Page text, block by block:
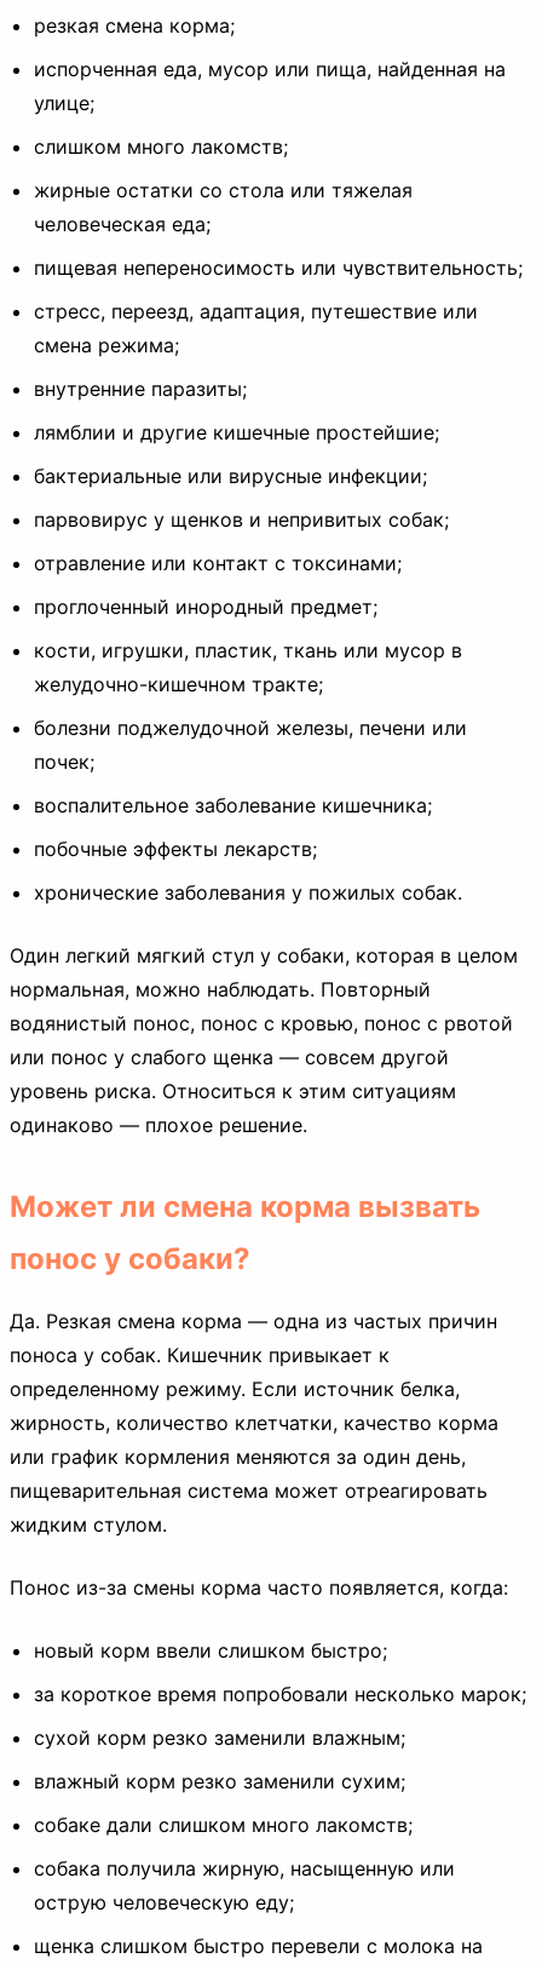
резкая смена корма;
испорченная еда, мусор или пища, найденная на
улице;
слишком много лакомств;
жирные остатки со стола или тяжелая
человеческая еда;
пищевая непереносимость или чувствительность;
стресс, переезд, адаптация, путешествие или
смена режима;
внутренние паразиты;
лямблии и другие кишечные простейшие;
бактериальные или вирусные инфекции;
парвовирус у щенков и непривитых собак;
отравление или контакт с токсинами;
проглоченный инородный предмет;
кости, игрушки, пластик, ткань или мусор в
желудочно-кишечном тракте;
болезни поджелудочной железы, печени или
почек;
воспалительное заболевание кишечника;
побочные эффекты лекарств;
хронические заболевания у пожилых собак.
Один легкий мягкий стул у собаки, которая в целом
нормальная, можно наблюдать. Повторный
водянистый понос, понос с кровью, понос с рвотой
или понос у слабого щенка — совсем другой
уровень риска. Относиться к этим ситуациям
одинаково — плохое решение.
Может ли смена корма вызвать
понос у собаки?
Да. Резкая смена корма — одна из частых причин
поноса у собак. Кишечник привыкает к
определенному режиму. Если источник белка,
жирность, количество клетчатки, качество корма
или график кормления меняются за один день,
пищеварительная система может отреагировать
жидким стулом.
Понос из-за смены корма часто появляется, когда:
новый корм ввели слишком быстро;
за короткое время попробовали несколько марок;
сухой корм резко заменили влажным;
влажный корм резко заменили сухим;
собаке дали слишком много лакомств;
собака получила жирную, насыщенную или
острую человеческую еду;
щенка слишком быстро перевели с молока на